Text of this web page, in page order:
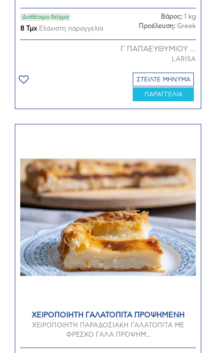
Διαθέσιμο δείγμα
8 ΤμχΕλάχιστη παραγγελία
Βάρος: 1 kg
Προέλευση: Greek
Γ ΠΑΠΑΕΥΘΥΜΙΟΥ ...
LARISA
ΣΤΕΙΛΤΕ ΜΗΝΥΜΑ
ΠΑΡΑΓΓΕΛΙΑ
ΧΕΙΡΟΠΟΙΗΤΗ ΓΑΛΑΤΟΠΙΤΑ ΠΡΟΨΗΜΕΝΗ
ΧΕΙΡΟΠΟΙΗΤΗ ΠΑΡΑΔΟΣΙΑΚΗ ΓΑΛΑΤΟΠΙΤΑ ΜΕ
ΦΡΕΣΚΟ ΓΑΛΑ ΠΡΟΨΗΜ...